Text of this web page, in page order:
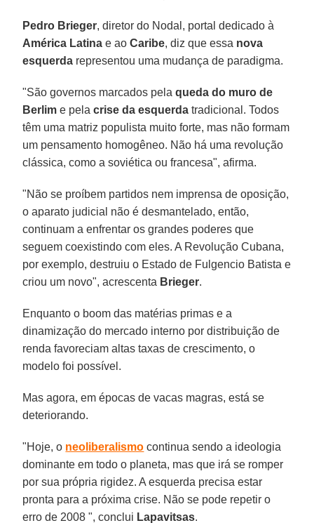
Pedro Brieger, diretor do Nodal, portal dedicado à
América Latina e aoCaribe, diz que essa nova
esquerda representou uma mudança de paradigma.
"São governos marcados pelaqueda do muro de
Berlim e pelacrise da esquerda tradicional. Todos
têm uma matriz populista muito forte, mas não formam
um pensamento homogêneo. Não há uma revolução
clássica, como a soviética ou francesa", afirma.
"Não se proíbem partidos nem imprensa de oposição,
o aparato judicial não é desmantelado, então,
continuam a enfrentar os grandes poderes que
seguem coexistindo com eles. A Revolução Cubana,
por exemplo, destruiu o Estado de Fulgencio Batista e
criou um novo", acrescenta Brieger.
Enquanto o boom das matérias primas e a
dinamização do mercado interno por distribuição de
renda favoreciam altas taxas de crescimento, o
modelo foi possível.
Mas agora, em épocas de vacas magras, está se
deteriorando.
"Hoje, o neoliberalismo continua sendo a ideologia
dominante em todo o planeta, mas que irá se romper
por sua própria rigidez. A esquerda precisa estar
pronta para a próxima crise. Não se pode repetir o
erro de 2008 ", conclui Lapavitsas.